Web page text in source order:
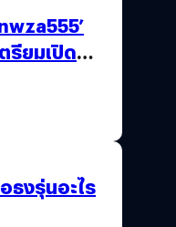
รียมเปิด
ธงรุ่นอะไร